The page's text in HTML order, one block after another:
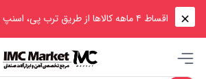
اقساط ۴ ماهه کالاها از طریق ترب پی، اسنپ پی و دیجی پی